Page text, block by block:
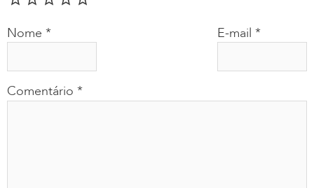
Comentário *
Nome * E-mail *